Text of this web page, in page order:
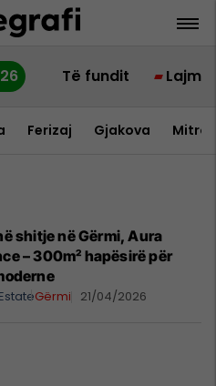
Të fundit Lajme
Ferizaj Gjakova
shitje në Gërmi, Aura
– 300m² hapësirë për
Gërmi 21/04/2026